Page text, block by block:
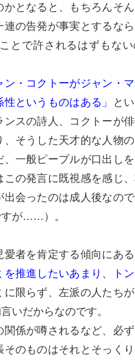
となると、もちろんそ
の告発が事実とするな
とで許されるはずもな
ン・コクトーがジャン・
というものはある」
と
スの詩人、コクトーが
そうした天才的な人物
一般ピープルが口出し
の発言に既視感を感じ
会ったのは成人後なの
すが……）。
者を肯定する傾向にあ
を推進したいあまり、ト
に限らず、左派の人たち
いだからなのです。
係が噂されるなど、必
のものはそれとそっく